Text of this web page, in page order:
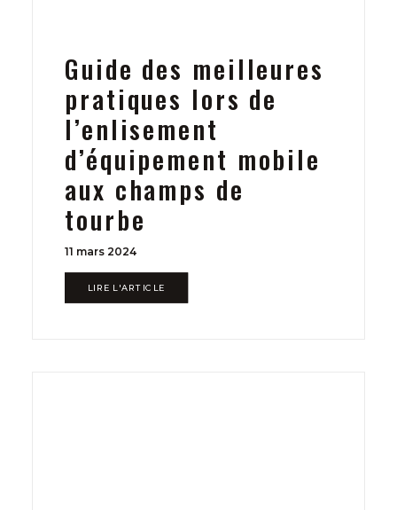
Guide des meilleures
pratiques lors de
l’enlisement
d’équipement mobile
aux champs de
tourbe
11 mars 2024
LIRE L'ARTICLE